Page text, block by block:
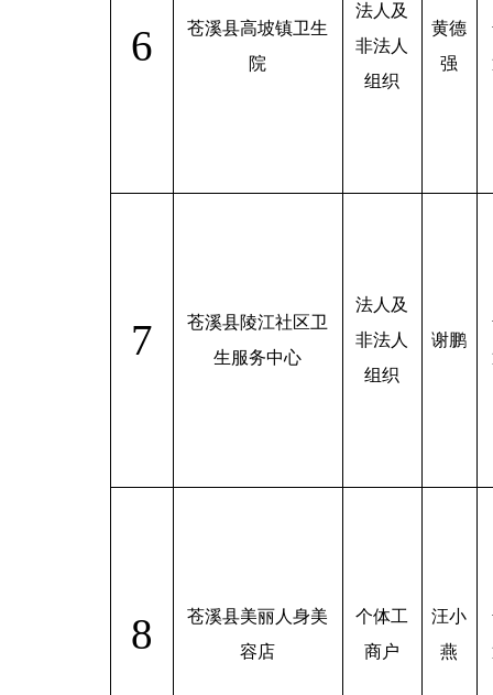
6
苍溪县高坡镇卫生
院
法人及
非法人
组织
黄德
强
7
苍溪县陵江社区卫
生服务中心
法人及
非法人
组织
谢鹏
8
苍溪县美丽人身美
容店
个体工
商户
汪小
燕